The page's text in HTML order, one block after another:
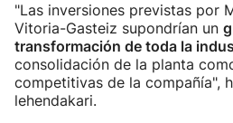
"Las inversiones previstas por
Vitoria-Gasteiz supondrían un
transformación de toda la
consolidación de la planta
competitivas de la compañía",
lehendakari.